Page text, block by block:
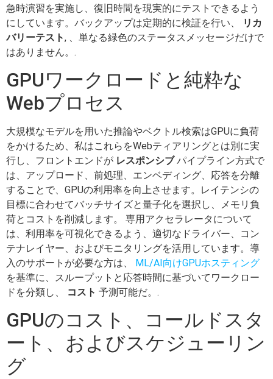
急時演習を実施し、復旧時間を現実的にテストできるよう
にしています。バックアップは定期的に検証を行い、
リカ
バリーテスト, 、単なる緑色のステータスメッセージだけで
はありません。.
GPUワークロードと純粋な
Webプロセス
大規模なモデルを用いた推論やベクトル検索はGPUに負荷
をかけるため、私はこれらをWebティアリングとは別に実
行し、フロントエンドが レスポンシブパイプライン方式で
は、アップロード、前処理、エンベディング、応答を分離
することで、GPUの利用率を向上させます。レイテンシの
目標に合わせてバッチサイズと量子化を選択し、メモリ負
荷とコストを削減します。 専用アクセラレータについて
は、利用率を可視化できるよう、適切なドライバー、コン
テナレイヤー、およびモニタリングを活用しています。導
入のサポートが必要な方は、 ML/AI向けGPUホスティング
を基準に、スループットと応答時間に基づいてワークロー
ドを分類し、
コスト 予測可能だ。.
GPUのコスト、コールドスタ
ート、およびスケジューリン
グ